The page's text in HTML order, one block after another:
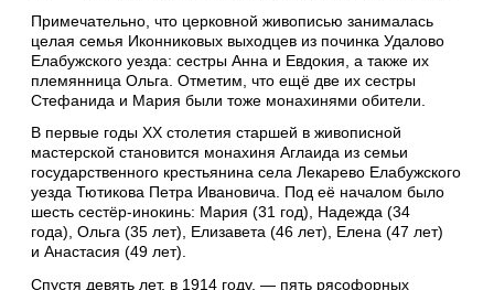
Примечательно, что церковной живописью занималась
целая семья Иконниковых выходцев из починка Удалово
Елабужского уезда: сестры Анна и Евдокия, а также их
племянница Ольга. Отметим, что ещё две их сестры
Стефанида и Мария были тоже монахинями обители.
В первые годы XX столетия старшей в живописной
мастерской становится монахиня Аглаида из семьи
государственного крестьянина села Лекарево Елабужского
уезда Тютикова Петра Ивановича. Под её началом было
шесть сестёр-инокинь: Мария (31 год), Надежда (34
года), Ольга (35 лет), Елизавета (46 лет), Елена (47 лет)
и Анастасия (49 лет).
Спустя девять лет, в 1914 году, — пять рясофорных